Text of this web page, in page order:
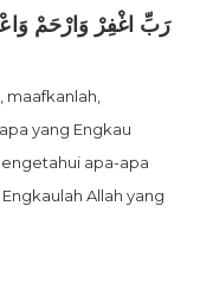
رَبِّ اغْفِرْ وَارْحَمْ
maafkanlah,
yang Engkau
apa-apa
Allah yang